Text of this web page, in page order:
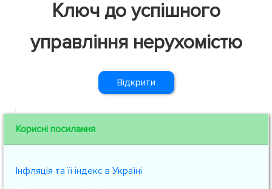
Ключ до успішного
управління нерухомістю
Відкрити
Корисні посилання
Інфляція та її індекс в Україні